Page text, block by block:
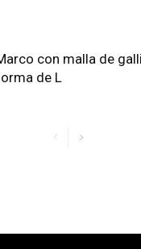
con malla de
de L